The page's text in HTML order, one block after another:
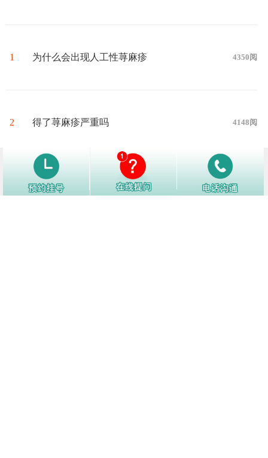
1 为什么会出现人工性荨麻疹 4350阅
2 得了荨麻疹严重吗 4148阅
荨麻疹检查挂什么科 3999阅